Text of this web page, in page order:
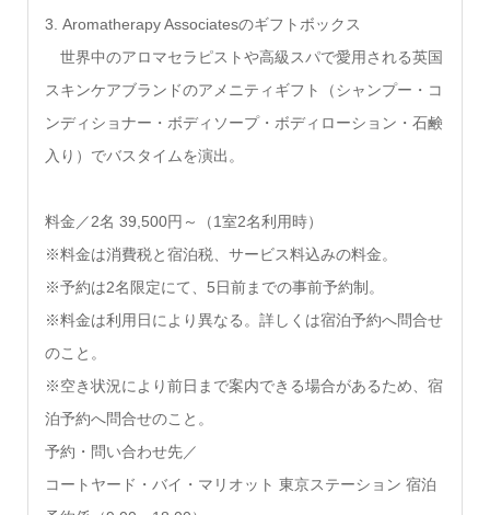
3. Aromatherapy Associatesのギフトボックス
世界中のアロマセラピストや高級スパで愛用される英国
スキンケアブランドのアメニティギフト（シャンプー・コ
ンディショナー・ボディソープ・ボディローション・石鹸
入り）でバスタイムを演出。
料金／2名 39,500円～（1室2名利用時）
※料金は消費税と宿泊税、サービス料込みの料金。
※予約は2名限定にて、5日前までの事前予約制。
※料金は利用日により異なる。詳しくは宿泊予約へ問合せ
のこと。
※空き状況により前日まで案内できる場合があるため、宿
泊予約へ問合せのこと。
予約・問い合わせ先／
コートヤード・バイ・マリオット 東京ステーション 宿泊